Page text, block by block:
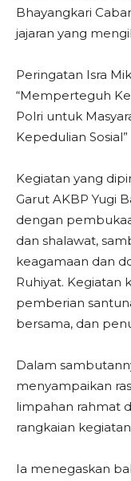
Bhayangkari
jajaran yang
Peringatan Isra
“Memperteguh
Polri untuk
Kepedulian Sosial”
Kegiatan yang
Garut AKBP Yugi
dengan
dan shalawat,
keagamaan dan
Ruhiyat. Kegiatan
pemberian
bersama, dan
Dalam
menyampaikan
limpahan rahmat
rangkaian
Ia menegaskan